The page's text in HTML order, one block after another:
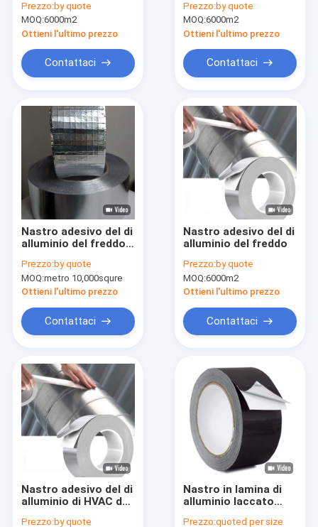
unentesi e di
sigillatura blu di
HVAC della fodera del
PE
Prezzo:by quote
MOQ:6000m2
Ottieni l'ultimo prezzo
Contattaci
alluminio di mil 30um
Prezzo:by quote
MOQ:6000m2
Ottieni l'ultimo prezzo
Contattaci
Nastro adesivo del di
alluminio del freddo
Prezzo:by quote
MOQ:metro 10,000squre
Ottieni l'ultimo prezzo
Contattaci
Nastro adesivo del di
alluminio del freddo
Prezzo:by quote
MOQ:6000m2
Ottieni l'ultimo prezzo
Contattaci
Nastro adesivo del di
alluminio di HVAC del
Prezzo:by quote
Nastro in lamina di
alluminio laccato
Prezzo:quoted per size